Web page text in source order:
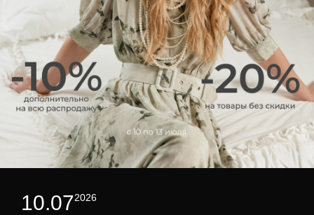
10.072026